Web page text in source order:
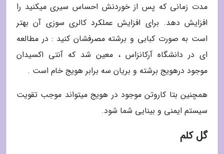
مدت زمانی که پس از خوردنش احساس سیری میکنید را
افزایش دهد. برای افزایش عملکرد کالری سوزی آن بهتر
است به صورت کبابی و برشته مصرفشان کنید : در مطالعه
ای در دانشگاه آرکانزاس ، معین شد که آنتی اکسیدان
موجود درهویج برشته و بریان سه برابر هویج خام است .
همچنین بتا کاروتن موجود در هویج میتواند موجب تقویت
سیستم ایمنی و بینایی شما شود.
گل کلم